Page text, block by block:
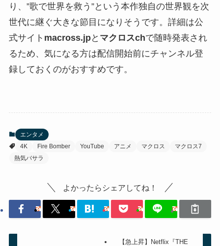
り、”歌で世界を救う”という本作独自の世界観を次
世代に継ぐ大きな節目になりそうです。詳細は公
式サイト macross.jpと マクロスchで随時発表され
るため、気になる方は配信開始前にチャンネル登
録しておくのがおすすめです。
エンタメ
4K
Fire Bomber YouTube アニメ マクロス
マクロス7
熱気バサラ
よかったらシェアしてね！
【急上昇】Netflix『THE